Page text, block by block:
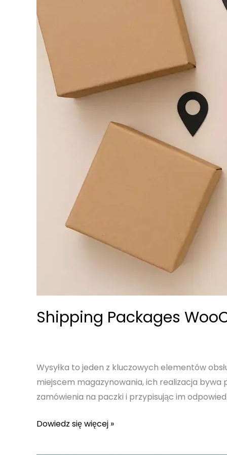
Shipping Packages
Wysyłka to jeden z kluczowych elementów
miejscem magazynowania, ich realizacja
zamówienia na paczki i przypisując im
Shipping
Dowiedz się więcej »